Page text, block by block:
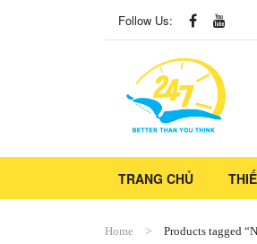
Follow Us:
TRANG CHỦ
Home Products tagged